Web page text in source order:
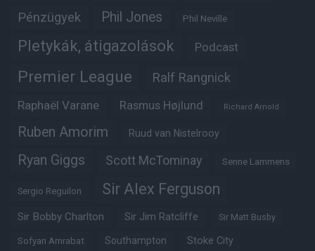
Pénzügyek Phil Jones Phil Neville
Pletykák, átigazolások Podcast
Premier League Ralf Rangnick
Raphaël Varane Rasmus Højlund Richard Arnold
Ruben Amorim Ruud van Nistelrooy
Ryan Giggs Scott McTominay Senne Lammens
Sergio Reguilon Sir Alex Ferguson
Sir Bobby Charlton Sir Jim Ratcliffe Sir Matt Busby
Sofyan Amrabat Southampton Stoke City